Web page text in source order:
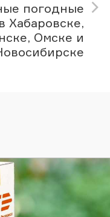
погодные
Хабаровске,
Омске и